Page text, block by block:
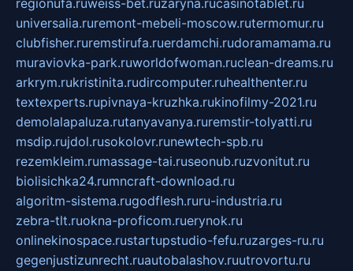
regionufa.ruweiss-bet.ruzaryna.rucasinotablet.ru
universalia.ruremont-mebeli-moscow.rutermomur.ru
clubfisher.ruremstirufa.ruerdamchi.rudoramamama.ru
muraviovka-park.ruworldofwoman.ruclean-dreams.ru
arkrym.rukristinita.rudircomputer.ruhealthenter.ru
textexperts.rupivnaya-kruzhka.rukinofilmy-2021.ru
demolalapaluza.rutanyavanya.ruremstir-tolyatti.ru
msdip.rujdol.rusokolovr.runewtech-spb.ru
rezemkleim.rumassage-tai.ruseonub.ruzvonitut.ru
biolisichka24.rumncraft-download.ru
algoritm-sistema.rugodflesh.ruru-industria.ru
zebra-tlt.ruokna-proficom.ruerynok.ru
onlinekinospace.rustartupstudio-fefu.ruzarges-ru.ru
gegenjustizunrecht.ruautobalashov.ruutrovortu.ru